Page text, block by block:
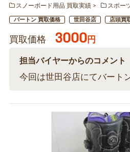
スノーボード用品 買取実績
スポー
バートン 買取価格 世田谷店 店頭買
買取価格 3000円
担当バイヤーからのコメント
今回は世田谷店にてバート